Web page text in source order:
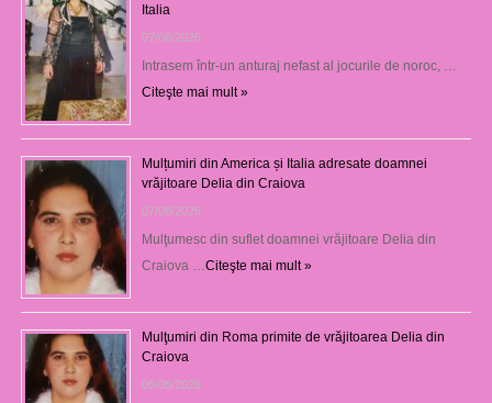
Italia
07/08/2026
Intrasem într-un anturaj nefast al jocurile de noroc, …
Citeşte mai mult »
Mulțumiri din America și Italia adresate doamnei
vrăjitoare Delia din Craiova
07/08/2026
Mulţumesc din suflet doamnei vrăjitoare Delia din
Craiova … Citeşte mai mult »
Mulţumiri din Roma primite de vrăjitoarea Delia din
Craiova
06/08/2026